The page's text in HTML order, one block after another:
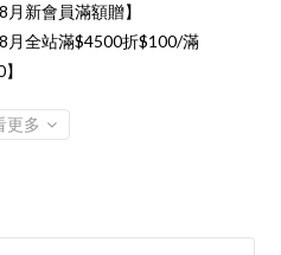
新會員滿額贈】
月全站滿$4500折$100/滿
更多